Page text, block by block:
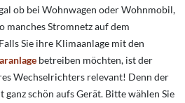
ob bei Wohnwagen oder Wohnmobil,
manches Stromnetz auf dem
Sie ihre Klimaanlage mit den
betreiben möchten, ist der
Wechselrichters relevant! Denn der
schön aufs Gerät. Bitte wählen Sie